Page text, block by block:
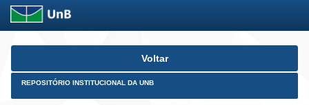
Skip
Voltar
REPOSITÓRIO INSTITUCIONAL DA UNB